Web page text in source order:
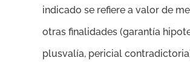
indicado se refiere a valor de
otras finalidades (garantía
plusvalía, pericial